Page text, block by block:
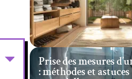
Prise des mesures
: méthodes et astuces